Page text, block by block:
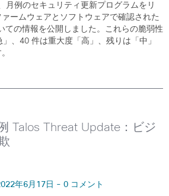
月例のセキュリティ更新プログラムをリ
ームウェアとソフトウェアで確認された
ての情報を公開しました。これらの脆弱性
、40 件は重大度「高」、残りは「中」
Talos Threat Update：ビジ
年6月17日 - 0 コメント